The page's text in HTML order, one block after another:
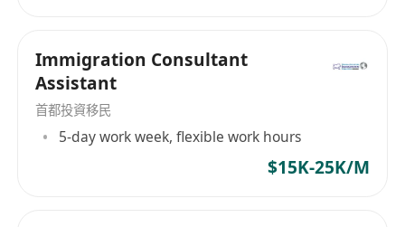
Immigration Consultant
Assistant
首都投資移民
5-day work week, flexible work hours
$15K-25K/M